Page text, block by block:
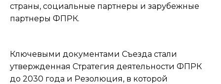
страны, социальные партнеры и зарубежные
партнеры ФПРК.
Ключевыми документами Съезда стали
утвержденная Стратегия деятельности ФПРК
до 2030 года и Резолюция, в которой